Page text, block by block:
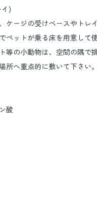
)
ケージの受けベースやトレ
ペットが乗る床を用意して
等の小動物は、空間の隅で
所へ重点的に敷いて下さい。
酸